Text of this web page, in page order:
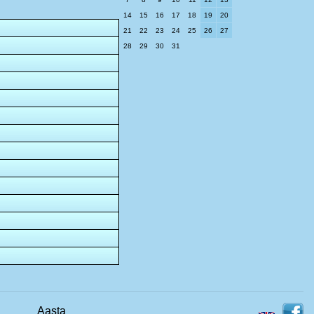
14
15 16 17 18 19
20
21
22 23 24 25 26
27
28
29 30 31
Aasta